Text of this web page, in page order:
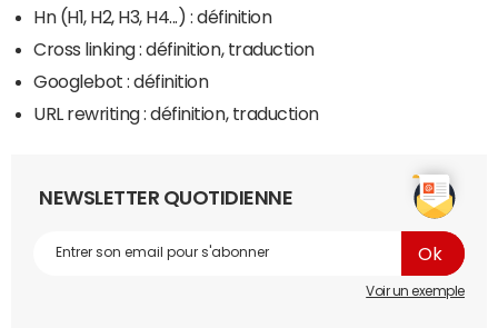
Hn (H1, H2, H3, H4...) : définition
Cross linking : définition, traduction
Googlebot : définition
URL rewriting : définition, traduction
NEWSLETTER QUOTIDIENNE
Voir un exemple